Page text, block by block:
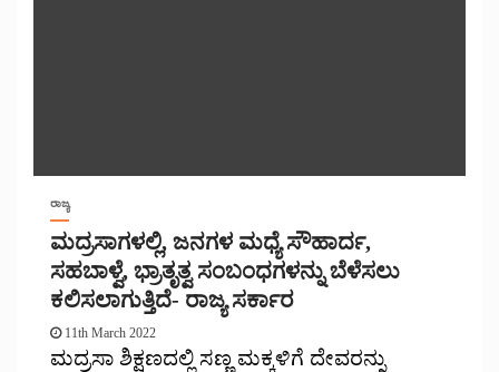
ರಾಜ್ಯ
ಮದ್ರಸಾಗಳಲ್ಲಿ, ಜನಗಳ ಮಧ್ಯೆ ಸೌಹಾರ್ದ,
ಸಹಬಾಳ್ವೆ, ಭ್ರಾತೃತ್ವ ಸಂಬಂಧಗಳನ್ನು ಬೆಳೆಸಲು
ಕಲಿಸಲಾಗುತ್ತಿದೆ- ರಾಜ್ಯ ಸರ್ಕಾರ
11th March 2022
ಮದ್ರಸಾ ಶಿಕ್ಷಣದಲ್ಲಿ ಸಣ್ಣ ಮಕ್ಕಳಿಗೆ ದೇವರನ್ನು